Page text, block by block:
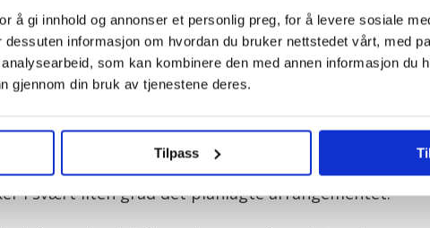
å gi innhold og annonser et personlig preg, for å levere sosiale
informasjon om hvordan du bruker nettstedet vårt, med
som kan kombinere den med annen informasjon du
gjennom din bruk av tjenestene deres.
Tilpass
vil LO og Ap markere 8. mars på sosiale medier,
på arrangementet til 8. mars-komiteen i
ifølge Kapital
også bli avholdt digitalt, og de nye, strenge tiltakene i
i svært liten grad det planlagte arrangementet.